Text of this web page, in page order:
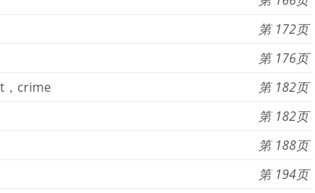
172
176
，crime
182
182
188
194